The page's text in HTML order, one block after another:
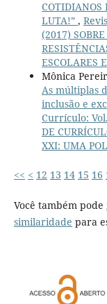
COTIDIANOS
LUTA!” ,
(2017)
ESCOLARES
Mônica
As múltiplas
inclusão e
Currículo:
DE
XXI: UMA
<< < 12 13 14 15 16
Você também pode
similaridade para